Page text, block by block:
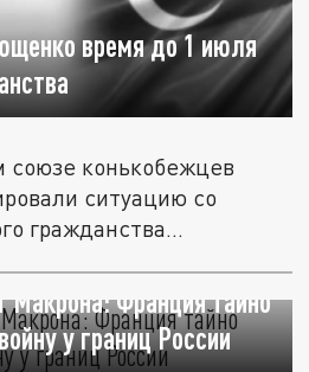
время до 1 июля
конькобежцев
ситуацию со
гражданства...
Макрона: Франция тайно
у границ России